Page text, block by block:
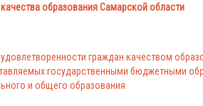
образования Самарской области
граждан качеством
государственными бюджетными
и общего образования